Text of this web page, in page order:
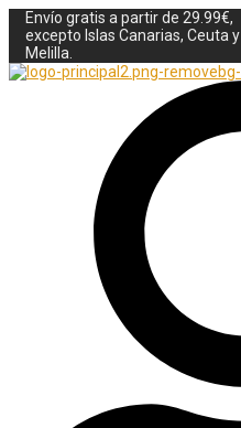
Envío gratis a partir de 29.99€,
excepto Islas Canarias, Ceuta y
Melilla.